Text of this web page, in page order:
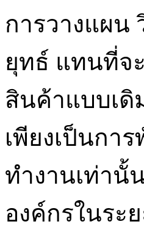
การวางแผน
ยุทธ์ แทนที่จ
สินค้าแบบเดิ
เพียงเป็นกา
ทำงานเท่านั้
องค์กรในระ